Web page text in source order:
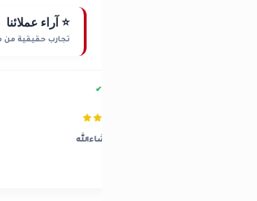
⭐ آراء عملائنا
تجارب حقيقية